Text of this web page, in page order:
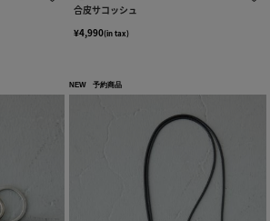
合皮サコッシュ
¥4,990(in tax)
NEW 予約商品